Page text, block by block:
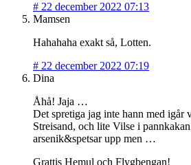
# 22 december 2022 07:13
Mamsen
Hahahaha exakt så, Lotten.
# 22 december 2022 07:19
Dina
Åhå! Jaja …
Det spretiga jag inte hann med igår
Streisand, och lite Vilse i
arsenik&spetsar upp men …
Grattis Hemul och Flygbengan!